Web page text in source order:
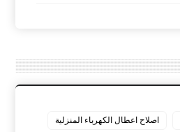
اصلاح اعطال الكهرباء المنزلية